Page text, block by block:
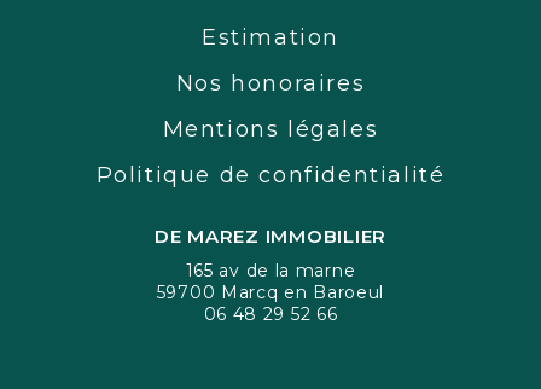
Estimation
Nos honoraires
Mentions légales
Politique de confidentialité
DE MAREZ IMMOBILIER
165 av de la marne
59700 Marcq en Baroeul
06 48 29 52 66